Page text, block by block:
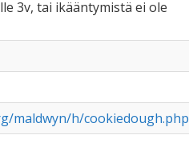
3v, tai ikääntymistä ei ole
maldwyn/h/cookiedough.php